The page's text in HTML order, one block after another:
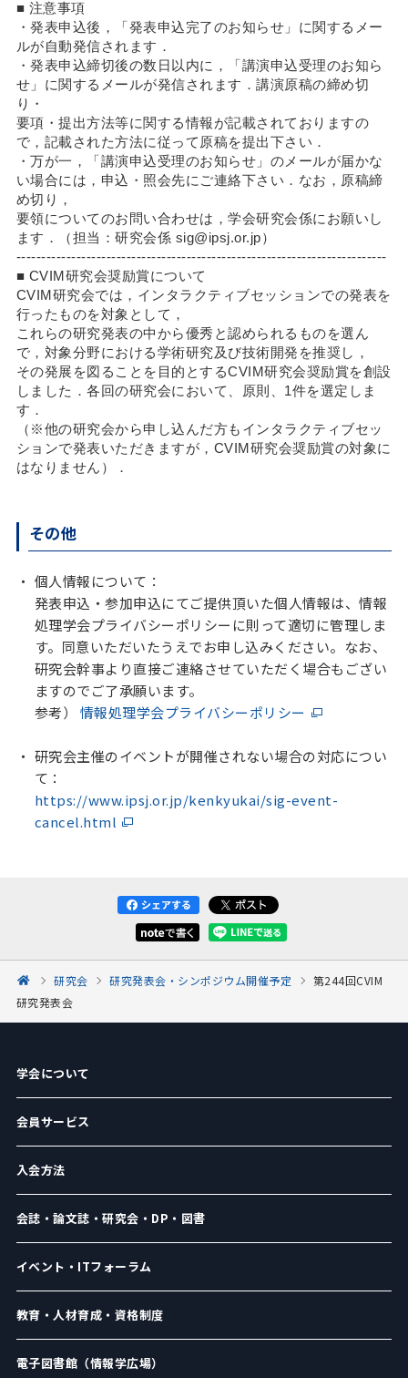
■ 注意事項
・発表申込後，「発表申込完了のお知らせ」に関するメー
ルが自動発信されます．
・発表申込締切後の数日以内に，「講演申込受理のお知ら
せ」に関するメールが発信されます．講演原稿の締め切
り・
要項・提出方法等に関する情報が記載されておりますの
で，記載された方法に従って原稿を提出下さい．
・万が一，「講演申込受理のお知らせ」のメールが届かな
い場合には，申込・照会先にご連絡下さい．なお，原稿締
め切り，
要領についてのお問い合わせは，学会研究会係にお願いし
ます．（担当：研究会係 sig@ipsj.or.jp）
--------------------------------------------------------------------------
■ CVIM研究会奨励賞について
CVIM研究会では ， インタラクティブセッションでの発表を
行ったものを対象として ，
これらの研究発表の中から優秀と認められるものを選ん
で ， 対象分野における学術研究及び技術開発を推奨し ，
その発展を図ることを目的とするCVIM研究会奨励賞を創設
しました ．各回の研究会において、原則、1件を選定しま
す ．
（※他の研究会から申し込んだ方もインタラクティブセッ
ションで発表いただきますが ， CVIM研究会奨励賞の対象に
はなりません）
．
その他
個人情報について：
発表申込・参加申込にてご提供頂いた個人情報は、情報
処理学会プライバシーポリシーに則って適切に管理しま
す。同意いただいたうえでお申し込みください。なお、
研究会幹事より直接ご連絡させていただく場合もござい
ますのでご了承願います。
参考） 情報処理学会プライバシーポリシー
研究会主催のイベントが開催されない場合の対応につい
て：
https://www.ipsj.or.jp/kenkyukai/sig-event-
cancel.html
研究会 研究発表会・シンポジウム開催予定
第244回CVIM
研究発表会
学会について
会員サービス
入会方法
会誌・論文誌・研究会・DP・図書
イベント・ITフォーラム
教育・人材育成・資格制度
電子図書館（情報学広場）